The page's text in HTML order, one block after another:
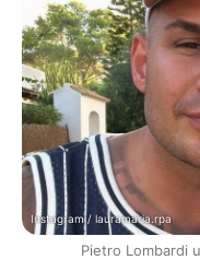
Instagram / lauramaria.rpa
Pietro Lombardi